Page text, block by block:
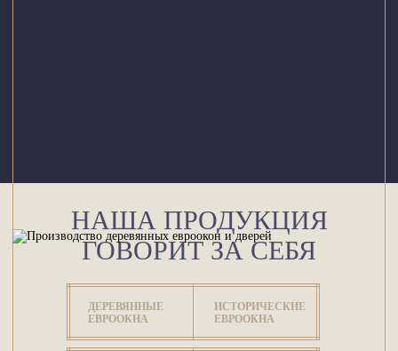
НАША ПРОДУКЦИЯ
ГОВОРИТ ЗА СЕБЯ
ДЕРЕВЯННЫЕ
ЕВРООКНА
ИСТОРИЧЕСКИЕ
ЕВРООКНА